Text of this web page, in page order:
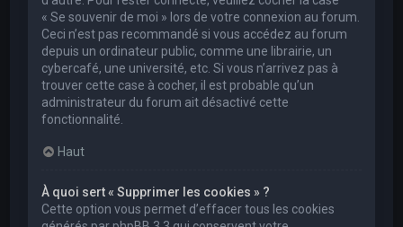
« Se souvenir de moi » lors de votre connexion au forum.
Ceci n’est pas recommandé si vous accédez au forum
depuis un ordinateur public, comme une librairie, un
cybercafé, une université, etc. Si vous n’arrivez pas à
trouver cette case à cocher, il est probable qu’un
administrateur du forum ait désactivé cette
fonctionnalité.
Haut
À quoi sert « Supprimer les cookies » ?
Cette option vous permet d’effacer tous les cookies